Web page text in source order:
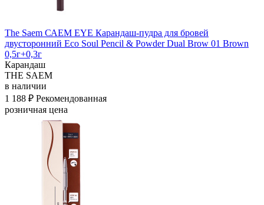
The Saem САЕМ EYE Карандаш-пудра для бровей
двусторонний Eco Soul Pencil & Powder Dual Brow 01 Brown
0,5г+0,3г
Карандаш
THE SAEM
в наличии
1 188 ₽ Рекомендованная
розничная цена